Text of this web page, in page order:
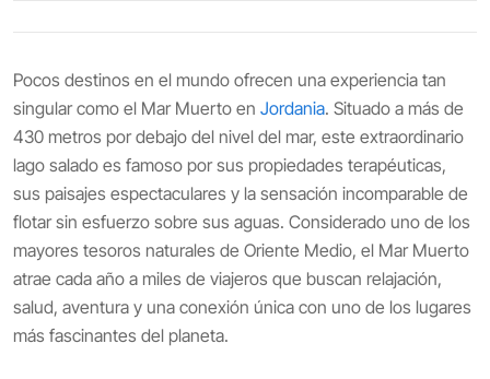
Pocos destinos en el mundo ofrecen una experiencia tan
singular como el Mar Muerto en Jordania. Situado a más de
430 metros por debajo del nivel del mar, este extraordinario
lago salado es famoso por sus propiedades terapéuticas,
sus paisajes espectaculares y la sensación incomparable de
flotar sin esfuerzo sobre sus aguas. Considerado uno de los
mayores tesoros naturales de Oriente Medio, el Mar Muerto
atrae cada año a miles de viajeros que buscan relajación,
salud, aventura y una conexión única con uno de los lugares
más fascinantes del planeta.